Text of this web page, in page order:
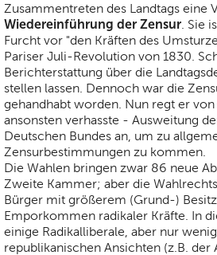
Zusammentreten des Landtags eine
Wiedereinführung der Zensur . Sie
Furcht vor "den Kräften des
Pariser Juli-Revolution von 1830.
Berichterstattung über die
stellen lassen. Dennoch war die
gehandhabt worden. Nun regt er
ansonsten verhasste - Ausweitung
Deutschen Bundes an, um zu
Zensurbestimmungen zu kommen.
Die Wahlen bringen zwar 86 neue
Zweite Kammer; aber die
Bürger mit größerem (Grund-)
Emporkommen radikaler Kräfte. In
einige Radikalliberale, aber nur
republikanischen Ansichten (z.B. der